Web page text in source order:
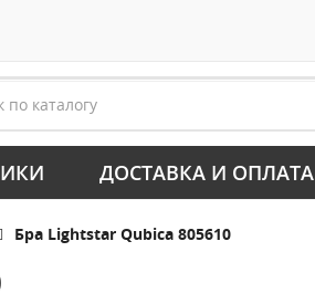
ДОСТАВКА И ОПЛАТА
Бра Lightstar Qubica 805610